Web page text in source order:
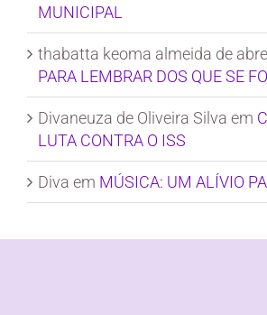
MUNICIPAL
thabatta keoma almeida de
PARA LEMBRAR DOS QUE SE
Divaneuza de Oliveira Silva em
LUTA CONTRA O ISS
Diva em MÚSICA: UM ALÍVIO